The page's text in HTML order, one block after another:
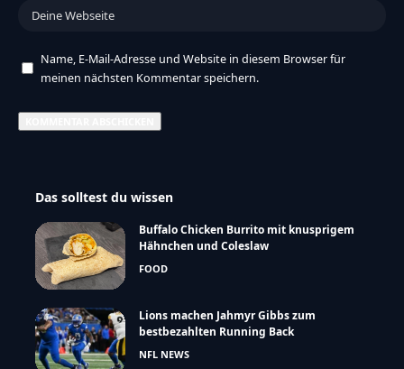
Name, E-Mail-Adresse und Website in diesem Browser für
meinen nächsten Kommentar speichern.
Das solltest du wissen
Buffalo Chicken Burrito mit knusprigem
Hähnchen und Coleslaw
FOOD
Lions machen Jahmyr Gibbs zum
bestbezahlten Running Back
NFL NEWS